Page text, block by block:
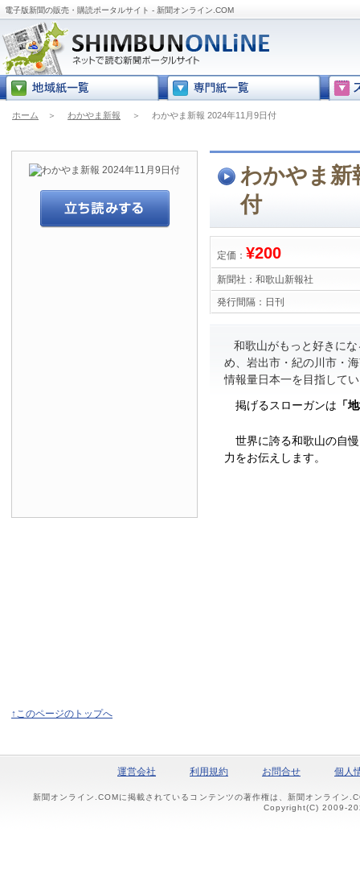
電子版新聞の販売・購読ポータルサイト - 新聞オンライン.COM
ホーム ＞ わかやま新報 ＞ わかやま新報 2024年11月9日付
わかやま新
付
定価： ¥200
新聞社： 和歌山新報社
発行間隔： 日刊
和歌山がもっと好きに
め、岩出市・紀の川市・
情報量日本一を目指して
掲げるスローガンは 「
世界に誇る和歌山の自
力をお伝えします。
↑このページのトップへ
運営会社 利用規約 お問合せ 個人
新聞オンライン.COMに掲載されているコンテンツの著作権は、新聞オンライン
Copyright(C) 2009-